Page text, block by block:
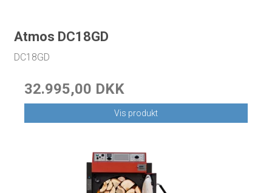
Atmos DC18GD
DC18GD
32.995,00 DKK
Vis produkt